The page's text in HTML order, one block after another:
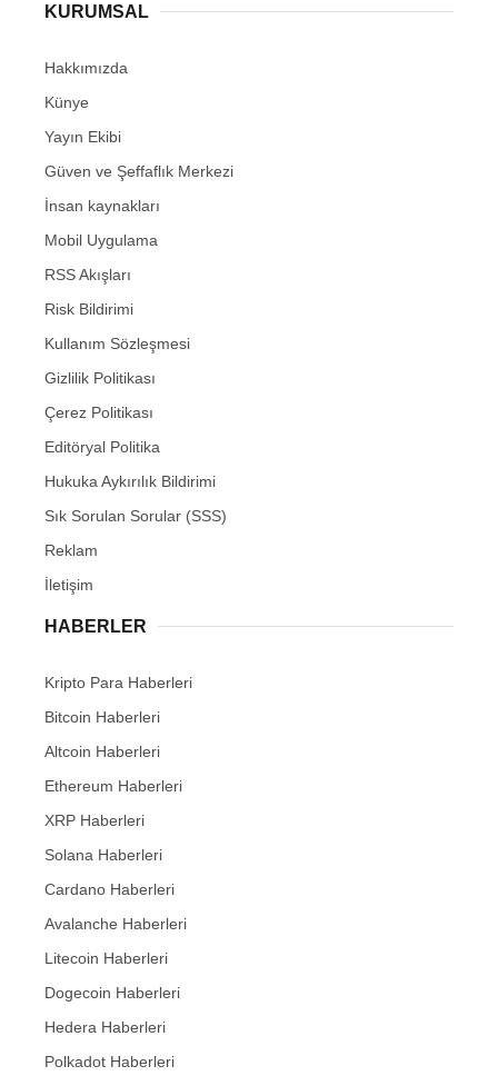
KURUMSAL
Hakkımızda
Künye
Yayın Ekibi
Güven ve Şeffaflık Merkezi
İnsan kaynakları
Mobil Uygulama
RSS Akışları
Risk Bildirimi
Kullanım Sözleşmesi
Gizlilik Politikası
Çerez Politikası
Editöryal Politika
Hukuka Aykırılık Bildirimi
Sık Sorulan Sorular (SSS)
Reklam
İletişim
HABERLER
Kripto Para Haberleri
Bitcoin Haberleri
Altcoin Haberleri
Ethereum Haberleri
XRP Haberleri
Solana Haberleri
Cardano Haberleri
Avalanche Haberleri
Litecoin Haberleri
Dogecoin Haberleri
Hedera Haberleri
Polkadot Haberleri